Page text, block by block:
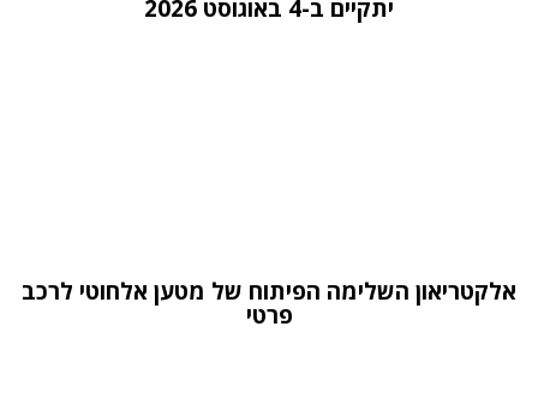
יתקיים ב-4 באוגוסט 2026
אלקטריאון השלימה הפיתוח של מטען אלחוטי לרכב
פרטי